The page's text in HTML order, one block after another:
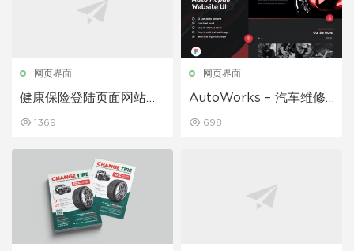
网页界面
健康保险登陆页面网站设
1369
网页界面
AutoWorks – 汽车维修
698